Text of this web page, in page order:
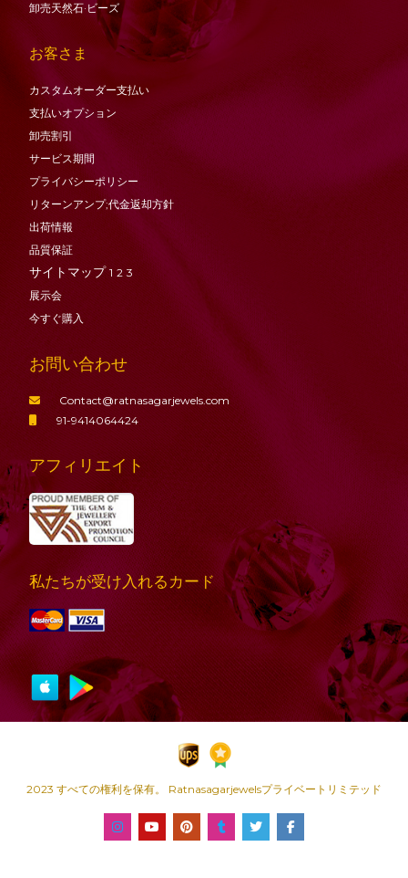
卸売天然石·ビーズ
お客さま
カスタムオーダー支払い
支払いオプション
卸売割引
サービス期間
プライバシーポリシー
リターンアンプ;代金返却方針
出荷情報
品質保証
サイトマップ 1 2 3
展示会
今すぐ購入
お問い合わせ
Contact@ratnasagarjewels.com
91-9414064424
アフィリエイト
私たちが受け入れるカード
2023 すべての権利を保有。 Ratnasagarjewelsプライベートリミテッド